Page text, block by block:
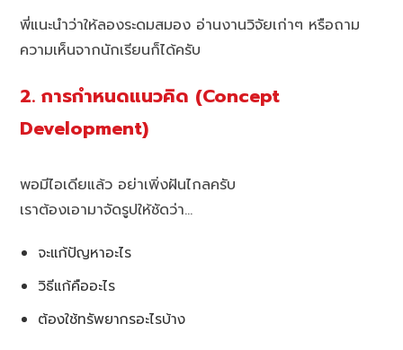
พี่แนะนำว่าให้ลองระดมสมอง อ่านงานวิจัยเก่าๆ หรือถาม
ความเห็นจากนักเรียนก็ได้ครับ
2. การกำหนดแนวคิด (Concept
Development)
พอมีไอเดียแล้ว อย่าเพิ่งฝันไกลครับ
เราต้องเอามาจัดรูปให้ชัดว่า…
จะแก้ปัญหาอะไร
วิธีแก้คืออะไร
ต้องใช้ทรัพยากรอะไรบ้าง